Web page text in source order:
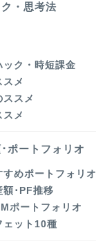
・思考法
ック・時短課金
スメ
ススメ
スメ
ポートフォリオ
すめポートフォリオ
額･PF推移
ポートフォリオ
ェット10種